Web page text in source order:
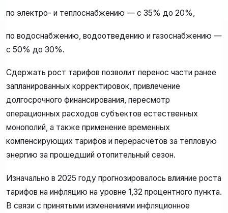
по электро- и теплоснабжению — с 35% до 20%,
по водоснабжению, водоотведению и газоснабжению —
с 50% до 30%.
Сдержать рост тарифов позволит перенос части ранее
запланированных корректировок, привлечение
долгосрочного финансирования, пересмотр
операционных расходов субъектов естественных
монополий, а также применение временных
компенсирующих тарифов и перерасчётов за тепловую
энергию за прошедший отопительный сезон.
Изначально в 2025 году прогнозировалось влияние роста
тарифов на инфляцию на уровне 1,32 процентного пункта.
В связи с принятыми изменениями инфляционное